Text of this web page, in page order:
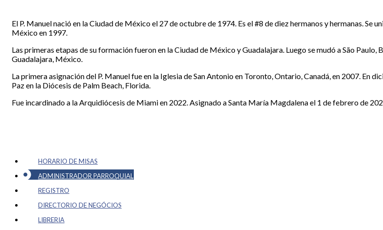
El P. Manuel nació en la Ciudad de México el 27 de octubre de 1974. Es el #8 de diez hermanos y hermanas.
México en 1997.
Las primeras etapas de su formación fueron en la Ciudad de México y Guadalajara. Luego se mudó a São
Guadalajara, México.
La primera asignación del P. Manuel fue en la Iglesia de San Antonio en Toronto, Ontario, Canadá, en 2007. En
Paz en la Diócesis de Palm Beach, Florida.
Fue incardinado a la Arquidiócesis de Miami en 2022. Asignado a Santa María Magdalena el 1 de febrero de
HORARIO DE MISAS
ADMINISTRADOR PARROQUIAL
REGISTRO
DIRECTORIO DE NEGÓCIOS
LIBRERIA